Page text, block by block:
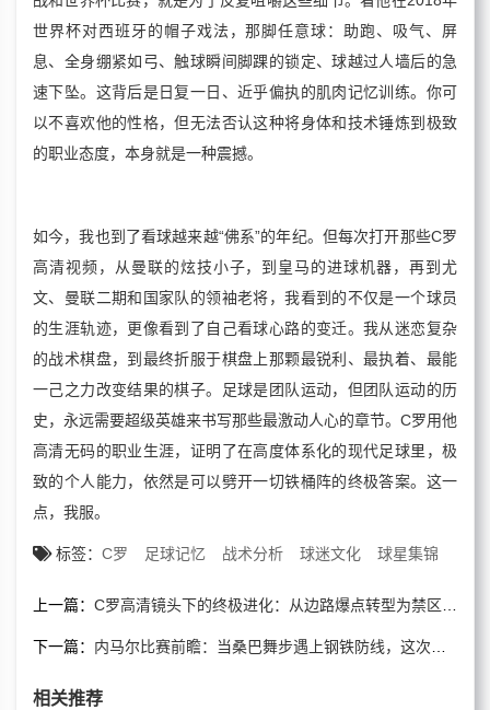
世界杯对西班牙的帽子戏法，那脚任意球：助跑、吸气、屏
息、全身绷紧如弓、触球瞬间脚踝的锁定、球越过人墙后的急
速下坠。这背后是日复一日、近乎偏执的肌肉记忆训练。你可
以不喜欢他的性格，但无法否认这种将身体和技术锤炼到极致
的职业态度，本身就是一种震撼。
如今，我也到了看球越来越“佛系”的年纪。但每次打开那些C罗
高清视频，从曼联的炫技小子，到皇马的进球机器，再到尤
文、曼联二期和国家队的领袖老将，我看到的不仅是一个球员
的生涯轨迹，更像看到了自己看球心路的变迁。我从迷恋复杂
的战术棋盘，到最终折服于棋盘上那颗最锐利、最执着、最能
一己之力改变结果的棋子。足球是团队运动，但团队运动的历
史，永远需要超级英雄来书写那些最激动人心的章节。C罗用他
高清无码的职业生涯，证明了在高度体系化的现代足球里，极
致的个人能力，依然是可以劈开一切铁桶阵的终极答案。这一
点，我服。
标签： C罗 足球记忆 战术分析 球迷文化 球星集锦
上一篇： C罗高清镜头下的终极进化：从边路爆点转型为禁区终结机器
下一篇： 内马尔比赛前瞻：当桑巴舞步遇上钢铁防线，这次他能跳出牢笼吗？
相关推荐